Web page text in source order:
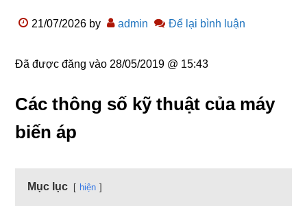
21/07/2026 by admin Để lại bình luận
Đã được đăng vào 28/05/2019 @ 15:43
Các thông số kỹ thuật của máy
biến áp
Mục lục hiện